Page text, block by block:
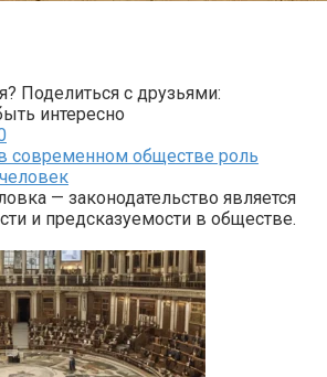
Поделиться с друзьями:
интересно
современном обществе роль
— законодательство является
и предсказуемости в обществе.